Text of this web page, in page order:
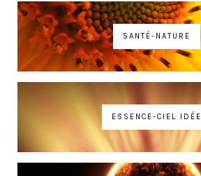
SANTÉ-NATURE
ESSENCE-CIEL IDÉE